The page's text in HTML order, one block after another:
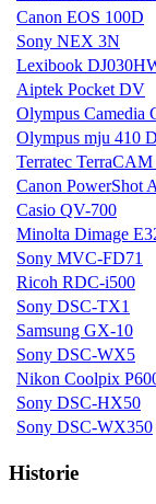
Canon EOS 100D
Sony NEX 3N
Lexibook
Aiptek Pocket DV
Olympus Camedia
Olympus mju 410
Terratec
Canon PowerShot
Casio QV-700
Minolta Dimage
Sony MVC-FD71
Ricoh RDC-i500
Sony DSC-TX1
Samsung GX-10
Sony DSC-WX5
Nikon Coolpix
Sony DSC-HX50
Sony DSC-WX350
Historie